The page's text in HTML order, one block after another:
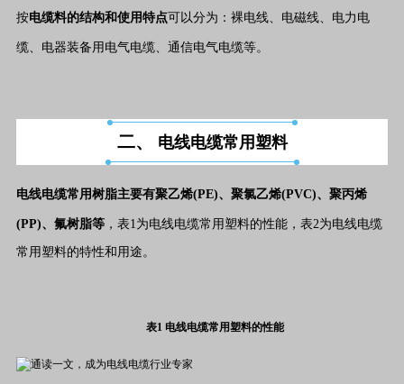
按电缆料的结构和使用特点可以分为：裸电线、电磁线、电力电
缆、电器装备用电气电缆、通信电气电缆等。
二、 电线电缆常用塑料
电线电缆常用树脂主要有聚乙烯(PE)、聚氯乙烯(PVC)、聚丙烯
(PP)、氟树脂等 ，表1为电线电缆常用塑料的性能，表2为电线电缆
常用塑料的特性和用途。
表1 电线电缆常用塑料的性能